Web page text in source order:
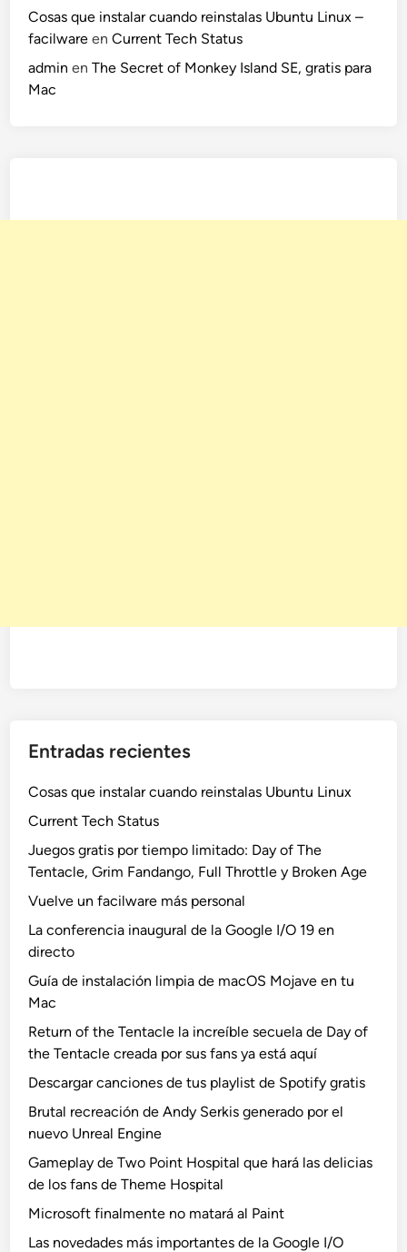
Cosas que instalar cuando reinstalas Ubuntu Linux –
facilware enCurrent Tech Status
admin enThe Secret of Monkey Island SE, gratis para
Mac
Entradas recientes
Cosas que instalar cuando reinstalas Ubuntu Linux
Current Tech Status
Juegos gratis por tiempo limitado: Day of The
Tentacle, Grim Fandango, Full Throttle y Broken Age
Vuelve un facilware más personal
La conferencia inaugural de la Google I/O 19 en
directo
Guía de instalación limpia de macOS Mojave en tu
Mac
Return of the Tentacle la increíble secuela de Day of
the Tentacle creada por sus fans ya está aquí
Descargar canciones de tus playlist de Spotify gratis
Brutal recreación de Andy Serkis generado por el
nuevo Unreal Engine
Gameplay de Two Point Hospital que hará las delicias
de los fans de Theme Hospital
Microsoft finalmente no matará al Paint
Las novedades más importantes de la Google I/O